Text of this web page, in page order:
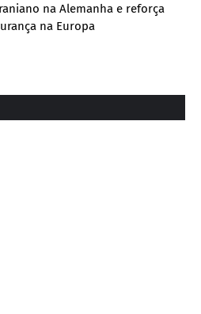
na Alemanha e reforça
na Europa